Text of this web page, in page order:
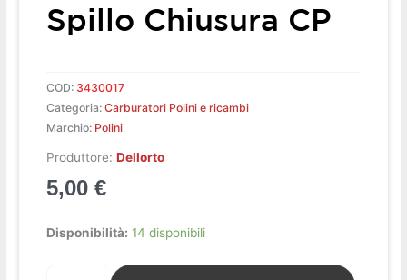
Spillo Chiusura CP
COD: 3430017
Categoria:Carburatori Polini e ricambi
Marchio: Polini
Produttore:Dellorto
5,00€
Disponibilità: 14 disponibili
Spillo